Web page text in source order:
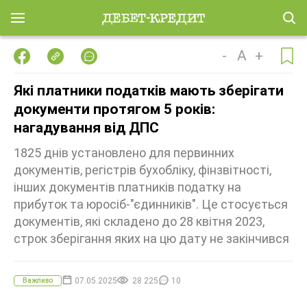
- A +
Які платники податків мають зберігати
документи протягом 5 років:
нагадування від ДПС
1825 днів установлено для первинних
документів, регістрів бухобліку, фінзвітності,
інших документів платників податку на
прибуток та юросіб-"єдинників". Це стосується
документів, які складено до 28 квітня 2023,
строк зберігання яких на цю дату не закінчився
Важливо 07.05.2025 28 225 10